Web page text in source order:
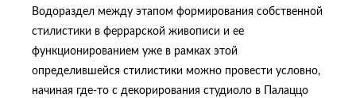
Водораздел между этапом формирования собственной
стилистики в феррарской живописи и ее
функционированием уже в рамках этой
определившейся стилистики можно провести условно,
начиная где-то с декорирования студиоло в Палаццо